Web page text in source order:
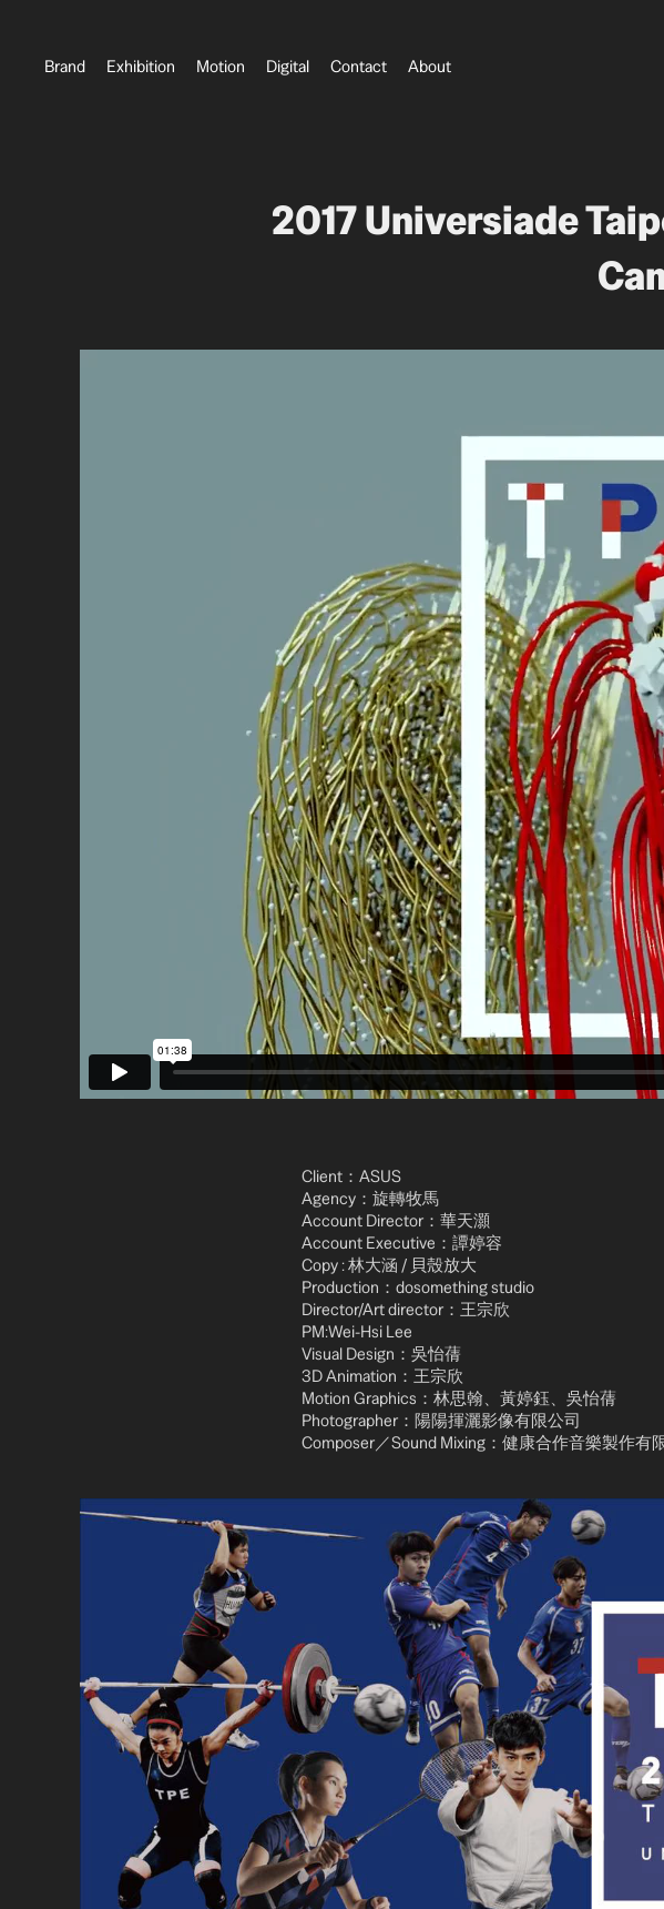
Brand Exhibition Motion Digital Contact About
2017 Universiade
Client：ASUS
Agency：旋轉牧馬
Account Director：華天灝
Account Executive：譚婷容
Copy : 林大涵 / 貝殼放大
Production：dosomething studio
Director/Art director：王宗欣
PM:Wei-Hsi Lee
Visual Design：吳怡蒨
3D Animation：王宗欣
Motion Graphics：林思翰、黃婷鈺、吳怡蒨
Photographer：陽陽揮灑影像有限公司
Composer／Sound Mixing：健康合作音樂製作有